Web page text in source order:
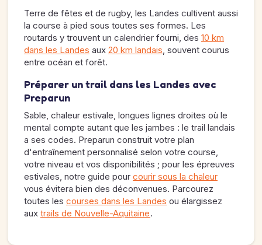
Terre de fêtes et de rugby, les Landes cultivent aussi
la course à pied sous toutes ses formes. Les
routards y trouvent un calendrier fourni, des 10 km
dans les Landes aux 20 km landais, souvent courus
entre océan et forêt.
Préparer un trail dans les Landes avec
Preparun
Sable, chaleur estivale, longues lignes droites où le
mental compte autant que les jambes : le trail landais
a ses codes. Preparun construit votre plan
d'entraînement personnalisé selon votre course,
votre niveau et vos disponibilités ; pour les épreuves
estivales, notre guide pour courir sous la chaleur
vous évitera bien des déconvenues. Parcourez
toutes les courses dans les Landes ou élargissez
aux trails de Nouvelle-Aquitaine.